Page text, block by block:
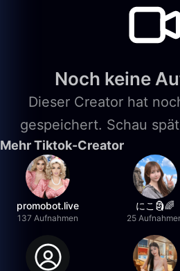
Noch keine
Dieser Creator hat
gespeichert. Schau
Mehr Tiktok-Creator
promobot.live
137 Aufnahmen
にこ🗿🌈
25